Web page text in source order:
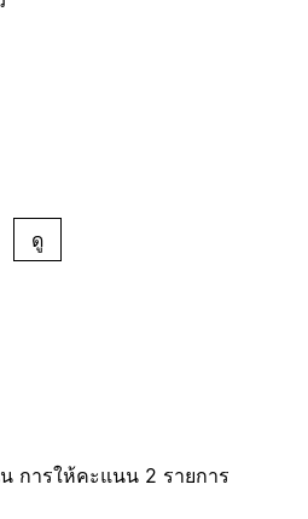
ดู
การให้คะแนน 2 รายการ